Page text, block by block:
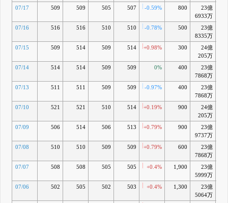
07/17 509 509 505 507 -0.59% 800
23億
6933万
07/16 516 516 510 510 -0.78% 500
23億
8335万
07/15 509 514 509 514 +0.98% 300
24億
205万
07/14 514 514 509 509 0% 400
23億
7868万
07/13 511 511 509 509 -0.97% 400
23億
7868万
07/10 521 521 510 514 +0.19% 900
24億
205万
07/09 506 514 506 513 +0.79% 900
23億
9737万
07/08 510 510 509 509 +0.79% 600
23億
7868万
07/07 508 508 505 505 +0.4% 1,900
23億
5999万
07/06 502 505 502 503 +0.4% 1,300
23億
5064万